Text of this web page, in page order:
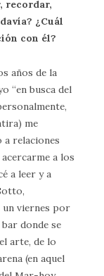
recordar,
¿Cuál
con él?
años de la
“en busca del
me
a relaciones
a los
a leer y a
un viernes por
donde se
arte, de lo
(en aquel